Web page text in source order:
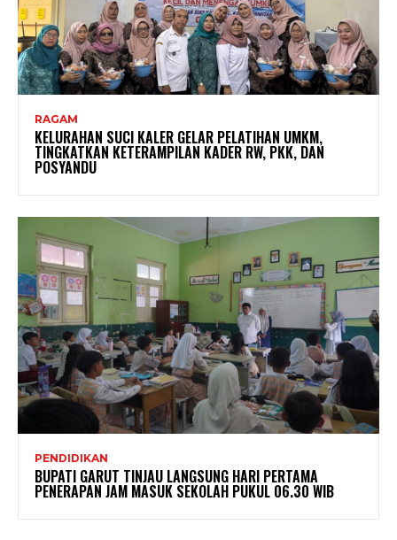
RAGAM
KELURAHAN SUCI KALER GELAR PELATIHAN UMKM,
TINGKATKAN KETERAMPILAN KADER RW, PKK, DAN
POSYANDU
PENDIDIKAN
BUPATI GARUT TINJAU LANGSUNG HARI PERTAMA
PENERAPAN JAM MASUK SEKOLAH PUKUL 06.30 WIB